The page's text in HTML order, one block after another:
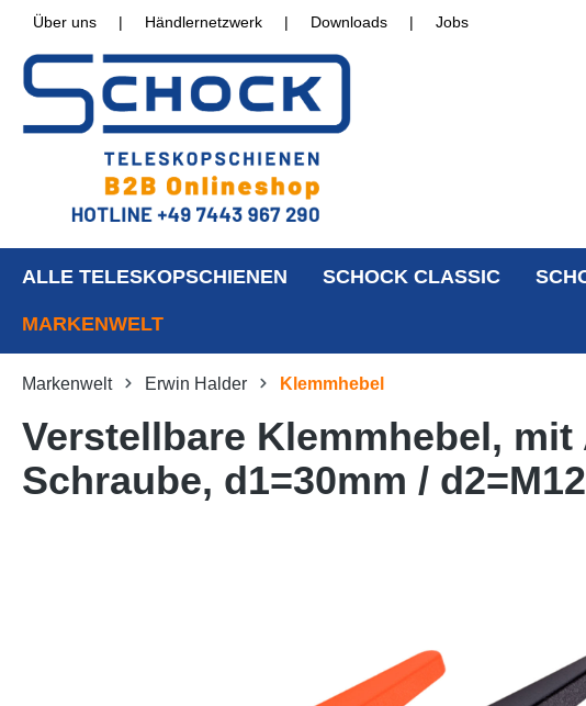
Über uns | Händlernetzwerk | Downloads | Jobs
ALLE TELESKOPSCHIENEN SCHOCK CLASSIC
MARKENWELT
Markenwelt Erwin Halder Klemmhebel
Verstellbare Klemmhebel,
Schraube, d1=30mm /